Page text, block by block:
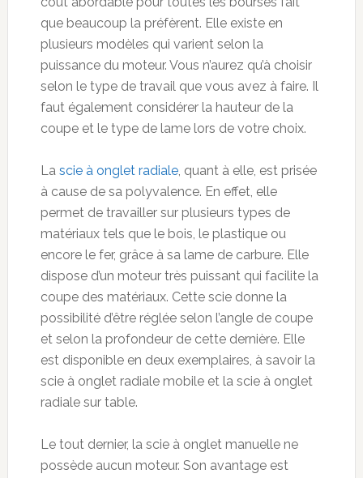
que beaucoup la préfèrent. Elle existe en
plusieurs modèles qui varient selon la
puissance du moteur. Vous n’aurez qu’à choisir
selon le type de travail que vous avez à faire. Il
faut également considérer la hauteur de la
coupe et le type de lame lors de votre choix.
Lascie à onglet radiale, quant à elle, est prisée
à cause de sa polyvalence. En effet, elle
permet de travailler sur plusieurs types de
matériaux tels que le bois, le plastique ou
encore le fer, grâce à sa lame de carbure. Elle
dispose d’un moteur très puissant qui facilite la
coupe des matériaux. Cette scie donne la
possibilité d’être réglée selon l’angle de coupe
et selon la profondeur de cette dernière. Elle
est disponible en deux exemplaires, à savoir la
scie à onglet radiale mobile et la scie à onglet
radiale sur table.
Le tout dernier, la scie à onglet manuelle ne
possède aucun moteur. Son avantage est